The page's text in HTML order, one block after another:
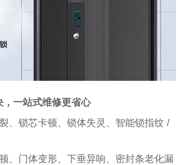
一站式维修更省心
锁芯卡顿、锁体失灵、智能锁指纹 /
门体变形、下垂异响、密封条老化漏